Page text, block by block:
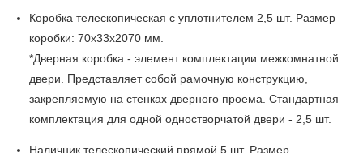
Коробка телескопическая с уплотнителем 2,5 шт. Размер
коробки: 70x33x2070 мм.
*Дверная коробка - элемент комплектации межкомнатной
двери. Представляет собой рамочную конструкцию,
закрепляемую на стенках дверного проема. Стандартная
комплектация для одной одностворчатой двери - 2,5 шт.
Наличник телескопический прямой 5 шт. Размер